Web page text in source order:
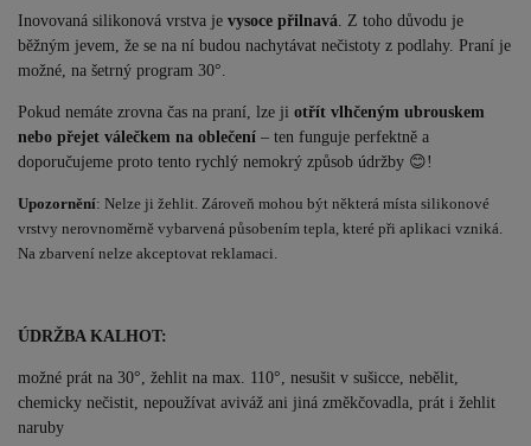
Inovovaná silikonová vrstva je vysoce přilnavá. Z toho důvodu je
běžným jevem, že se na ní budou nachytávat nečistoty z podlahy. Praní je
možné, na šetrný program 30°.
Pokud nemáte zrovna čas na praní, lze ji otřít vlhčeným ubrouskem
nebo přejet válečkem na oblečení – ten funguje perfektně a
doporučujeme proto tento rychlý nemokrý způsob údržby 😊!
Upozornění: Nelze ji žehlit. Zároveň mohou být některá místa silikonové
vrstvy nerovnoměrně vybarvená působením tepla, které při aplikaci vzniká.
Na zbarvení nelze akceptovat reklamaci.
ÚDRŽBA KALHOT:
možné prát na 30°, žehlit na max. 110°, nesušit v sušicce, nebělit,
chemicky nečistit, nepoužívat aviváž ani jiná změkčovadla, prát i žehlit
naruby